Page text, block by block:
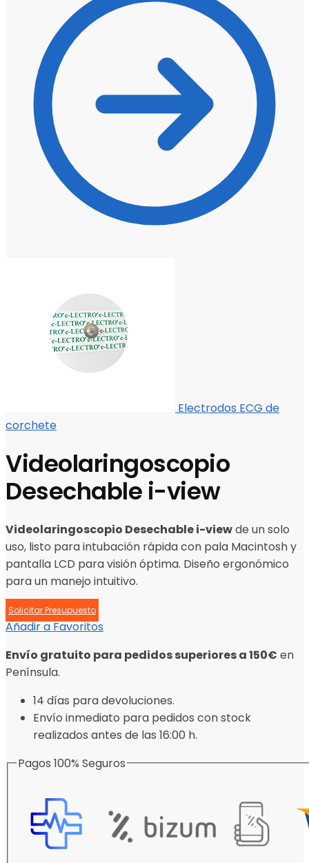
Electrodos ECG de
corchete
Videolaringoscopio
Desechable i-view
Videolaringoscopio Desechable i-viewde un solo
uso, listo para intubación rápida con pala Macintosh y
pantalla LCD para visión óptima. Diseño ergonómico
para un manejo intuitivo.
Solicitar Presupuesto
Añadir a Favoritos
Envío gratuito para pedidos superiores a 150€ en
Península.
14 días para devoluciones.
Envío inmediato para pedidos con stock
realizados antes de las 16:00 h.
Pagos 100% Seguros